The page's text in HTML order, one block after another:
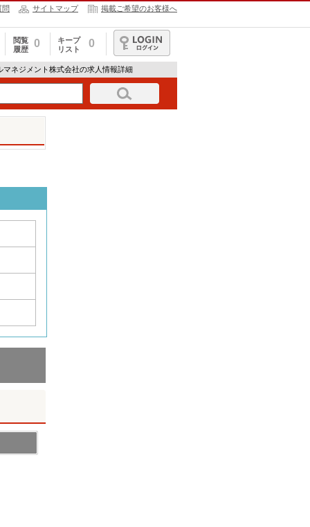
問 サイトマップ 掲載ご希望のお客様へ
閲覧
履歴
0
キープ
リスト
0
ログイン
ネジメント株式会社の求人情報詳細